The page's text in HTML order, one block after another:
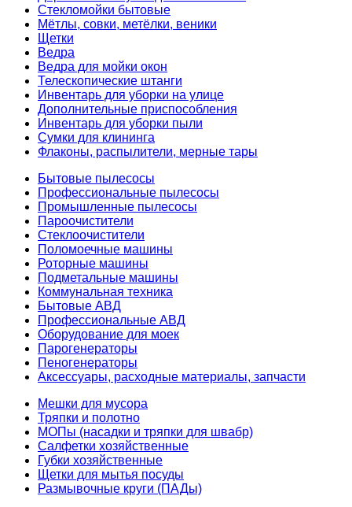
Стекломойки бытовые
Мётлы, совки, метёлки, веники
Щетки
Ведра
Ведра для мойки окон
Телескопические штанги
Инвентарь для уборки на улице
Дополнительные приспособления
Инвентарь для уборки пыли
Сумки для клининга
Флаконы, распылители, мерные тары
Бытовые пылесосы
Профессиональные пылесосы
Промышленные пылесосы
Пароочистители
Стеклоочистители
Поломоечные машины
Роторные машины
Подметальные машины
Коммунальная техника
Бытовые АВД
Профессиональные АВД
Оборудование для моек
Парогенераторы
Пеногенераторы
Аксессуары, расходные материалы, запчасти
Мешки для мусора
Тряпки и полотно
МОПы (насадки и тряпки для швабр)
Салфетки хозяйственные
Губки хозяйственные
Щетки для мытья посуды
Размывочные круги (ПАДы)